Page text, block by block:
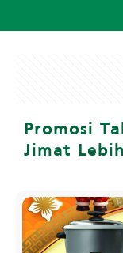
Promosi
Jimat